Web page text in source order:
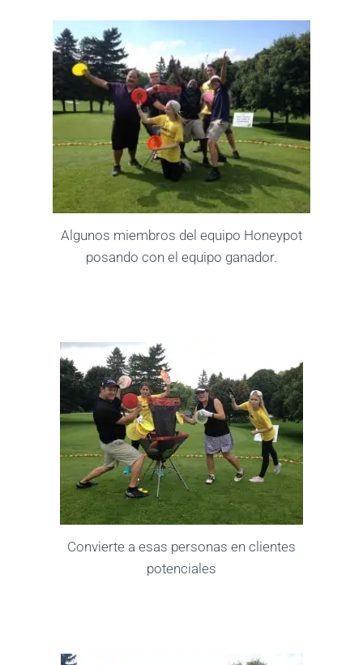
Algunos miembros del equipo Honeypot
posando con el equipo ganador.
Convierte a esas personas en clientes
potenciales